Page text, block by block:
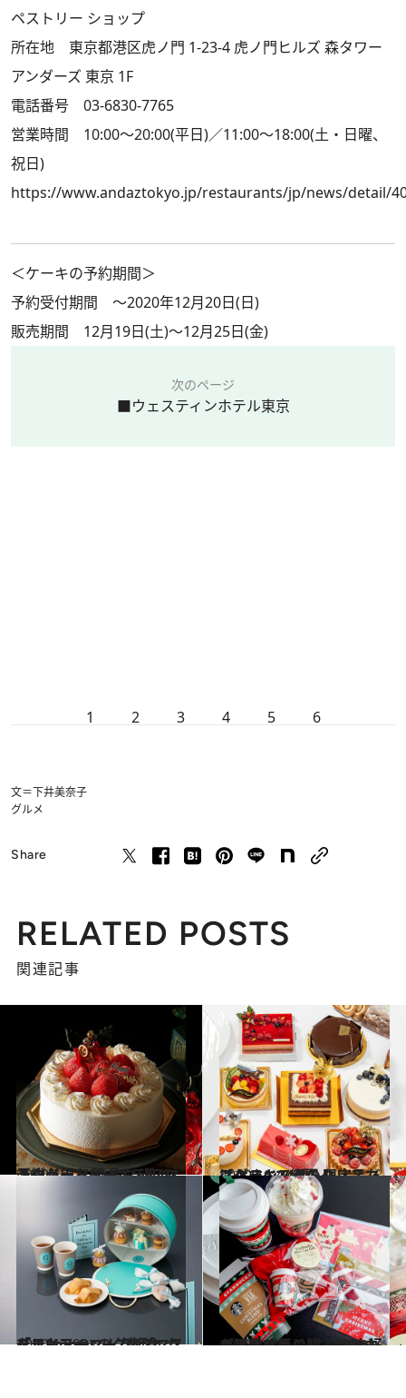
ペストリー ショップ
所在地 東京都港区虎ノ門 1-23-4 虎ノ門ヒルズ 森タワー
アンダーズ 東京 1F
電話番号 03-6830-7765
営業時間 10:00～20:00(平日)／11:00～18:00(土・日曜、
祝日)
https://www.andaztokyo.jp/restaurants/jp/news/detail/
＜ケーキの予約期間＞
予約受付期間 ～2020年12月20日(日)
販売期間 12月19日(土)～12月25日(金)
次のページ
■ウェスティンホテル東京
1 2 3 4 5 6
文＝下井美奈子
グルメ
Share
RELATED POSTS
関連記事
2020.10.27
ラグジュアリーホテルの予約必須な 絶品クリスマスショートケーキ5選♪
グルメ 2020.11.4
【グランスタのクリスマスケーキ24種】限定品だけ！すべて網羅！
グルメ
2020.11.9
「ティファニーで朝食を」もテーマ！ 渋谷ヒカリエShinQsのクリスマスデリ
グルメ 2020.11.8
【スタバホリデー2020】が可愛すぎ♡ スタバ大好き編集部員の購入品はコレ
グルメ